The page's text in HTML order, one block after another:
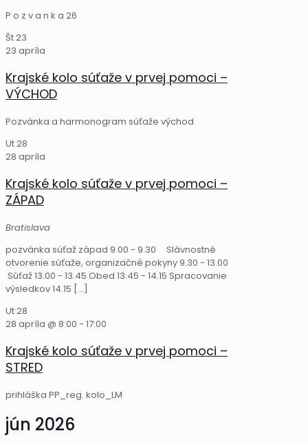
P o z v a n k a 26
Št23
23 apríla
Krajské kolo súťaže v prvej pomoci –
VÝCHOD
Pozvánka a harmonogram súťaže východ
Ut28
28 apríla
Krajské kolo súťaže v prvej pomoci –
ZÁPAD
Bratislava
pozvánka súťaž západ 9.00 - 9.30 Slávnostné
otvorenie súťaže, organizačné pokyny 9.30 - 13.00
Súťaž 13.00 - 13.45 Obed 13.45 - 14.15 Spracovanie
výsledkov 14.15 […]
Ut28
28 apríla @ 8:00 - 17:00
Krajské kolo súťaže v prvej pomoci –
STRED
prihláška PP_reg. kolo_LM
jún 2026